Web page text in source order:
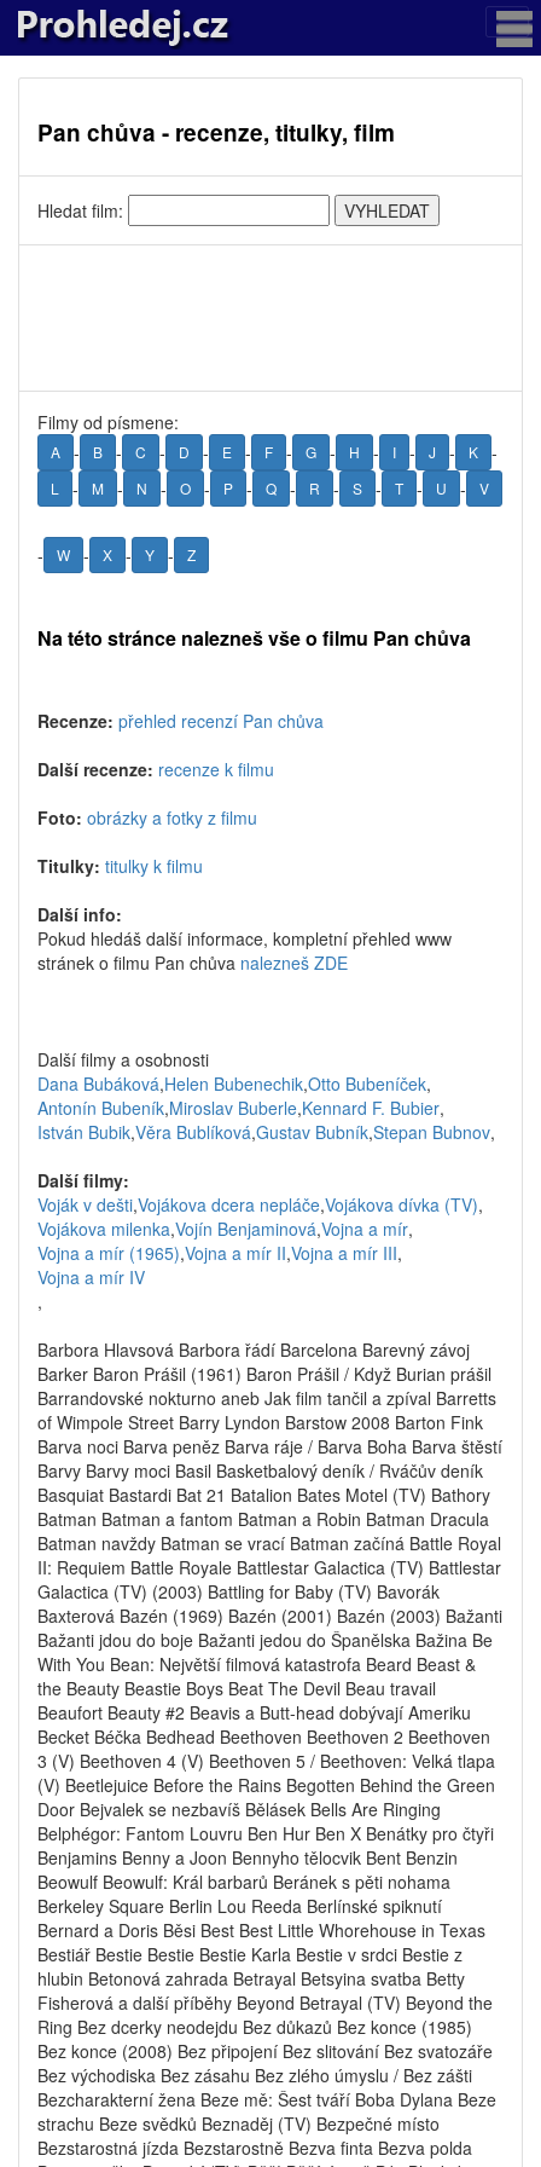
Pan chůva - recenze, titulky, film
Hledat film:
Filmy od písmene:
A - B - C - D - E - F - G - H - I - J - K -
L - M - N - O - P - Q - R - S - T - U - V
- W - X - Y - Z
Na této stránce nalezneš vše o filmu Pan chůva
Recenze: přehled recenzí Pan chůva
Další recenze: recenze k filmu
Foto: obrázky a fotky z filmu
Titulky: titulky k filmu
Další info:
Pokud hledáš další informace, kompletní přehled www
stránek o filmu Pan chůva nalezneš ZDE
Další filmy a osobnosti
Dana Bubáková,Helen Bubenechik,Otto Bubeníček,
Antonín Bubeník,Miroslav Buberle,Kennard F. Bubier,
István Bubik,Věra Bublíková,Gustav Bubník,Stepan Bubnov,
Další filmy:
Voják v dešti,Vojákova dcera nepláče,Vojákova dívka (TV),
Vojákova milenka,Vojín Benjaminová,Vojna a mír,
Vojna a mír (1965),Vojna a mír II,Vojna a mír III,
Vojna a mír IV
,
Barbora Hlavsová Barbora řádí Barcelona Barevný závoj
Barker Baron Prášil (1961) Baron Prášil / Když Burian prášil
Barrandovské nokturno aneb Jak film tančil a zpíval Barretts
of Wimpole Street Barry Lyndon Barstow 2008 Barton Fink
Barva noci Barva peněz Barva ráje / Barva Boha Barva štěstí
Barvy Barvy moci Basil Basketbalový deník / Rváčův deník
Basquiat Bastardi Bat 21 Batalion Bates Motel (TV) Bathory
Batman Batman a fantom Batman a Robin Batman Dracula
Batman navždy Batman se vrací Batman začíná Battle Royal
II: Requiem Battle Royale Battlestar Galactica (TV) Battlestar
Galactica (TV) (2003) Battling for Baby (TV) Bavorák
Baxterová Bazén (1969) Bazén (2001) Bazén (2003) Bažanti
Bažanti jdou do boje Bažanti jedou do Španělska Bažina Be
With You Bean: Největší filmová katastrofa Beard Beast &
the Beauty Beastie Boys Beat The Devil Beau travail
Beaufort Beauty #2 Beavis a Butt-head dobývají Ameriku
Becket Béčka Bedhead Beethoven Beethoven 2 Beethoven
3 (V) Beethoven 4 (V) Beethoven 5 / Beethoven: Velká tlapa
(V) Beetlejuice Before the Rains Begotten Behind the Green
Door Bejvalek se nezbavíš Bělásek Bells Are Ringing
Belphégor: Fantom Louvru Ben Hur Ben X Benátky pro čtyři
Benjamins Benny a Joon Bennyho tělocvik Bent Benzin
Beowulf Beowulf: Král barbarů Beránek s pěti nohama
Berkeley Square Berlin Lou Reeda Berlínské spiknutí
Bernard a Doris Běsi Best Best Little Whorehouse in Texas
Bestiář Bestie Bestie Bestie Karla Bestie v srdci Bestie z
hlubin Betonová zahrada Betrayal Betsyina svatba Betty
Fisherová a další příběhy Beyond Betrayal (TV) Beyond the
Ring Bez dcerky neodejdu Bez důkazů Bez konce (1985)
Bez konce (2008) Bez připojení Bez slitování Bez svatozáře
Bez východiska Bez zásahu Bez zlého úmyslu / Bez zášti
Bezcharakterní žena Beze mě: Šest tváří Boba Dylana Beze
strachu Beze svědků Beznaděj (TV) Bezpečné místo
Bezstarostná jízda Bezstarostně Bezva finta Bezva polda